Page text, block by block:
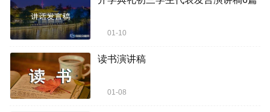
01-10
读书演讲稿
01-08